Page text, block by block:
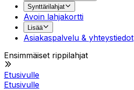
Synttärilahjat
Avoin lahjakortti
Lisää
Asiakaspalvelu & yhteystiedot
Ensimmäiset rippilahjat
Etusivulle
Etusivulle